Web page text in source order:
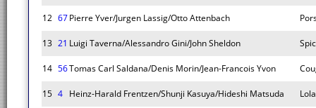
12 67Pierre Yver/Jurgen Lassig/Otto Attenbach
13 21 Luigi Taverna/Alessandro Gini/John Sheldon
14 56Tomas Carl Saldana/Denis Morin/Jean-Francois Yvon
15 4 Heinz-Harald Frentzen/Shunji Kasuya/Hideshi Matsuda